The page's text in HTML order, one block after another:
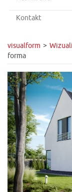
Kontakt
visualform
forma